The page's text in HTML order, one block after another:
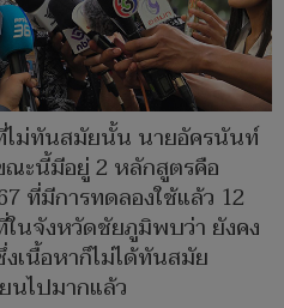
ไม่ทันสมัยนั้น นายอัครนันท์
ณะนี้มีอยู่ 2 หลักสูตรคือ
ที่มีการทดลองใช้แล้ว 12
นจังหวัดชัยภูมิพบว่า ยังคง
เนื้อหาก็ไม่ได้ทันสมัย
นไปมากแล้ว